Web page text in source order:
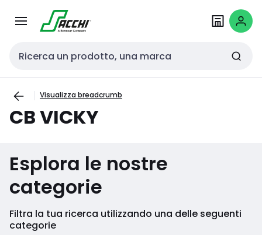
navigazionecontenuto
Cerca input
Visualizza breadcrumb
CB VICKY
Esplora le nostre
categorie
Filtra la tua ricerca utilizzando una delle seguenti
categorie